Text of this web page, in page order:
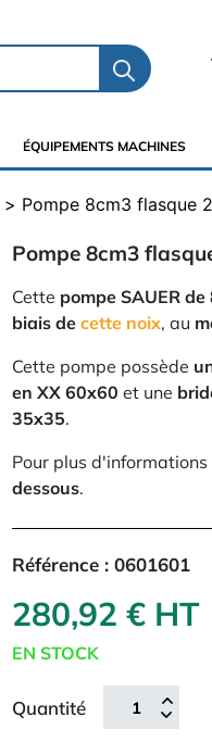
ÉQUIPEMENTS MACHINES
Pompe 8cm3 flasque
Pompe 8cm3
Cette pompe SAUER de
biais de cette noix, au
Cette pompe possède
en XX 60x60 et une
35x35.
Pour plus
dessous.
Référence : 0601601
280,92 € HT
EN STOCK
Quantité